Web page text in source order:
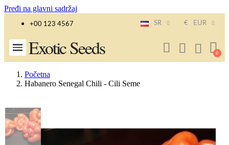
Pređi na glavni sadržaj
+00 123 4567 SR € EUR
Exotic Seeds
Početna
Habanero Senegal Chili - Cili Seme